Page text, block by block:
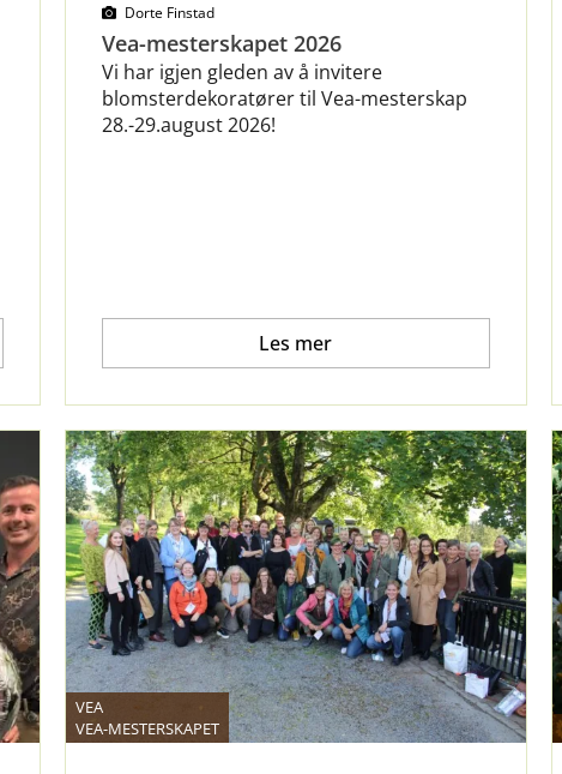
Dorte Finstad
Vea-mesterskapet 2026
Vi har igjen gleden av å invitere
blomsterdekoratører til Vea-mesterskap
28.-29.august 2026!
Les mer
VEA
VEA-MESTERSKAPET